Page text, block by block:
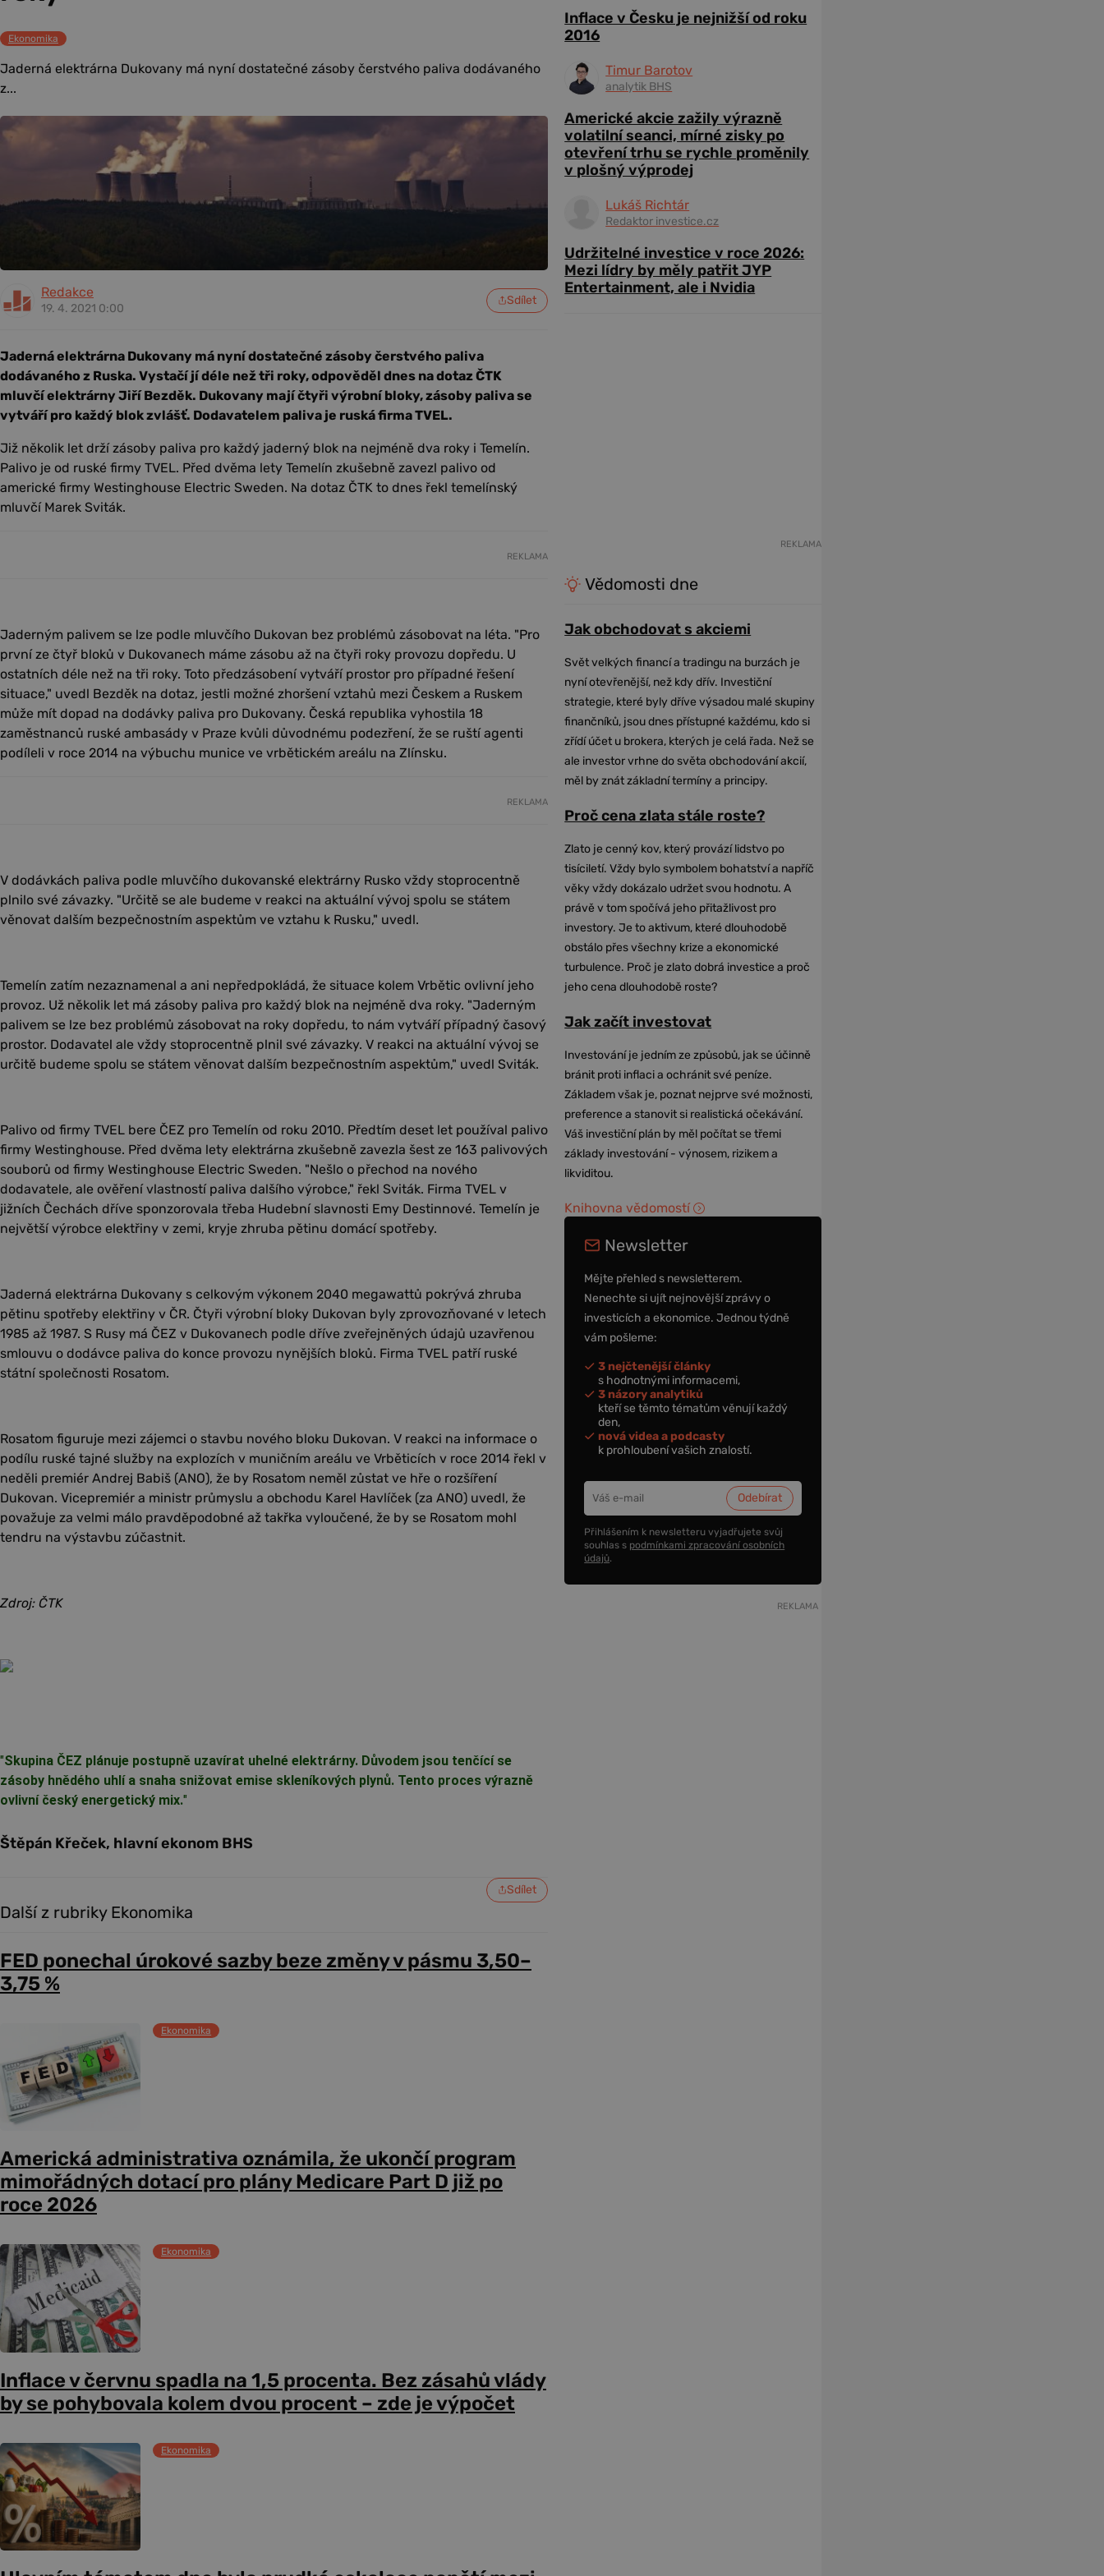
Ekonomika
Jaderná elektrárna Dukovany má nyní dostatečné zásoby čerstvého paliva dodávaného
z...
Redakce
19. 4. 2021 0:00
Sdílet
Jaderná elektrárna Dukovany má nyní dostatečné zásoby čerstvého paliva
dodávaného z Ruska. Vystačí jí déle než tři roky, odpověděl dnes na dotaz ČTK
mluvčí elektrárny Jiří Bezděk. Dukovany mají čtyři výrobní bloky, zásoby paliva se
vytváří pro každý blok zvlášť. Dodavatelem paliva je ruská firma TVEL.
Již několik let drží zásoby paliva pro každý jaderný blok na nejméně dva roky i Temelín.
Palivo je od ruské firmy TVEL. Před dvěma lety Temelín zkušebně zavezl palivo od
americké firmy Westinghouse Electric Sweden. Na dotaz ČTK to dnes řekl temelínský
mluvčí Marek Sviták.
REKLAMA
Jaderným palivem se lze podle mluvčího Dukovan bez problémů zásobovat na léta. "Pro
první ze čtyř bloků v Dukovanech máme zásobu až na čtyři roky provozu dopředu. U
ostatních déle než na tři roky. Toto předzásobení vytváří prostor pro případné řešení
situace," uvedl Bezděk na dotaz, jestli možné zhoršení vztahů mezi Českem a Ruskem
může mít dopad na dodávky paliva pro Dukovany. Česká republika vyhostila 18
zaměstnanců ruské ambasády v Praze kvůli důvodnému podezření, že se ruští agenti
podíleli v roce 2014 na výbuchu munice ve vrbětickém areálu na Zlínsku.
REKLAMA
V dodávkách paliva podle mluvčího dukovanské elektrárny Rusko vždy stoprocentně
plnilo své závazky. "Určitě se ale budeme v reakci na aktuální vývoj spolu se státem
věnovat dalším bezpečnostním aspektům ve vztahu k Rusku," uvedl.
Temelín zatím nezaznamenal a ani nepředpokládá, že situace kolem Vrbětic ovlivní jeho
provoz. Už několik let má zásoby paliva pro každý blok na nejméně dva roky. "Jaderným
palivem se lze bez problémů zásobovat na roky dopředu, to nám vytváří případný časový
prostor. Dodavatel ale vždy stoprocentně plnil své závazky. V reakci na aktuální vývoj se
určitě budeme spolu se státem věnovat dalším bezpečnostním aspektům," uvedl Sviták.
Palivo od firmy TVEL bere ČEZ pro Temelín od roku 2010. Předtím deset let používal palivo
firmy Westinghouse. Před dvěma lety elektrárna zkušebně zavezla šest ze 163 palivových
souborů od firmy Westinghouse Electric Sweden. "Nešlo o přechod na nového
dodavatele, ale ověření vlastností paliva dalšího výrobce," řekl Sviták. Firma TVEL v
jižních Čechách dříve sponzorovala třeba Hudební slavnosti Emy Destinnové. Temelín je
největší výrobce elektřiny v zemi, kryje zhruba pětinu domácí spotřeby.
Jaderná elektrárna Dukovany s celkovým výkonem 2040 megawattů pokrývá zhruba
pětinu spotřeby elektřiny v ČR. Čtyři výrobní bloky Dukovan byly zprovozňované v letech
1985 až 1987. S Rusy má ČEZ v Dukovanech podle dříve zveřejněných údajů uzavřenou
smlouvu o dodávce paliva do konce provozu nynějších bloků. Firma TVEL patří ruské
státní společnosti Rosatom.
Rosatom figuruje mezi zájemci o stavbu nového bloku Dukovan. V reakci na informace o
podílu ruské tajné služby na explozích v muničním areálu ve Vrběticích v roce 2014 řekl v
neděli premiér Andrej Babiš (ANO), že by Rosatom neměl zůstat ve hře o rozšíření
Dukovan. Vicepremiér a ministr průmyslu a obchodu Karel Havlíček (za ANO) uvedl, že
považuje za velmi málo pravděpodobné až takřka vyloučené, že by se Rosatom mohl
tendru na výstavbu zúčastnit.
Zdroj: ČTK
"Skupina ČEZ plánuje postupně uzavírat uhelné elektrárny. Důvodem jsou tenčící se
zásoby hnědého uhlí a snaha snižovat emise skleníkových plynů. Tento proces výrazně
ovlivní český energetický mix."
Štěpán Křeček, hlavní ekonom BHS
Sdílet
Další z rubriky Ekonomika
FED ponechal úrokové sazby beze změny v pásmu 3,50–
3,75 %
Ekonomika
Americká administrativa oznámila, že ukončí program
mimořádných dotací pro plány Medicare Part D již po
roce 2026
Ekonomika
Inflace v červnu spadla na 1,5 procenta. Bez zásahů vlády
by se pohybovala kolem dvou procent – zde je výpočet
Ekonomika
Inflace v Česku je nejnižší od roku
2016
Timur Barotov
analytik BHS
Americké akcie zažily výrazně
volatilní seanci, mírné zisky po
otevření trhu se rychle proměnily
v plošný výprodej
Lukáš Richtár
Redaktor investice.cz
Udržitelné investice v roce 2026:
Mezi lídry by měly patřit JYP
Entertainment, ale i Nvidia
REKLAMA
Vědomosti dne
Jak obchodovat s akciemi
Svět velkých financí a tradingu na burzách je
nyní otevřenější, než kdy dřív. Investiční
strategie, které byly dříve výsadou malé skupiny
finančníků, jsou dnes přístupné každému, kdo si
zřídí účet u brokera, kterých je celá řada. Než se
ale investor vrhne do světa obchodování akcií,
měl by znát základní termíny a principy.
Proč cena zlata stále roste?
Zlato je cenný kov, který provází lidstvo po
tisíciletí. Vždy bylo symbolem bohatství a napříč
věky vždy dokázalo udržet svou hodnotu. A
právě v tom spočívá jeho přitažlivost pro
investory. Je to aktivum, které dlouhodobě
obstálo přes všechny krize a ekonomické
turbulence. Proč je zlato dobrá investice a proč
jeho cena dlouhodobě roste?
Jak začít investovat
Investování je jedním ze způsobů, jak se účinně
bránit proti inflaci a ochránit své peníze.
Základem však je, poznat nejprve své možnosti,
preference a stanovit si realistická očekávání.
Váš investiční plán by měl počítat se třemi
základy investování - výnosem, rizikem a
likviditou.
Knihovna vědomostí
Newsletter
Mějte přehled s newsletterem.
Nenechte si ujít nejnovější zprávy o
investicích a ekonomice. Jednou týdně
vám pošleme:
3 nejčtenější články
s hodnotnými informacemi,
3 názory analytiků
kteří se těmto tématům věnují každý
den,
nová videa a podcasty
k prohloubení vašich znalostí.
Přihlášením k newsletteru vyjadřujete svůj
souhlas s podmínkami zpracování osobních
údajů.
REKLAMA